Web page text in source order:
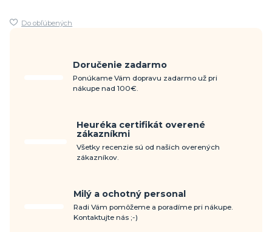
Do obľúbených
Doručenie zadarmo
Ponúkame Vám dopravu zadarmo už pri
nákupe nad 100€.
Heuréka certifikát overené
zákazníkmi
Všetky recenzie sú od našich overených
zákazníkov.
Milý a ochotný personal
Radi Vám pomôžeme a poradíme pri nákupe.
Kontaktujte nás ;-)